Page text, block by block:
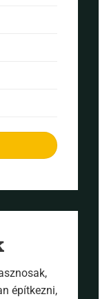
építkezni,